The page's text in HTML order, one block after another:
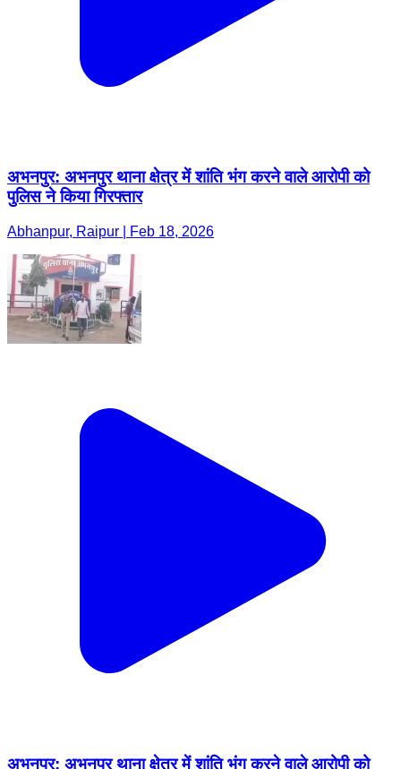
अभनपुर: अभनपुर थाना क्षेत्र में शांति भंग करने वाले आरोपी को
पुलिस ने किया गिरफ्तार
Abhanpur, Raipur | Feb 18, 2026
अभनपुर: अभनपुर थाना क्षेत्र में शांति भंग करने वाले आरोपी को